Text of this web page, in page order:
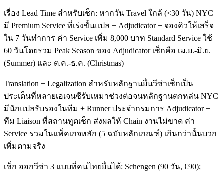
เรื่อง Lead Time สำหรับเช็ก: หากวัน Travel ใกล้ (<30 วัน) NYC
มี Premium Service ที่เร่งขั้นแปล + Adjudicator + จองคิวให้เสร็จ
ใน 7 วันทำการ ค่า Service เพิ่ม 8,000 บาท Standard Service ใช้
60 วันโดยรวม Peak Season ของ Adjudicator เช็กคือ เม.ย.-มิ.ย.
(Summer) และ ต.ค.-ธ.ค. (Christmas)
Translation + Legalization สำหรับหลักฐานยื่นวีซ่าเช็กเป็น
ประเด็นที่หลายเอเจนซีรับเหมาช่วงต่อจนหลักฐานตกหล่น NYC
มีนักแปลรับรองในทีม + Runner ประจำกรมการ Adjudicator +
ทีม Liaison ที่สถานทูตเช็ก ส่งผลให้ Chain งานไม่ขาด ค่า
Service รวมในแพ็คเกจหลัก (5 ฉบับหลักเกณฑ์) เกินกว่านั้นบวก
เพิ่มตามจริง
เช็ก ออกวีซ่า 3 แบบที่คนไทยยื่นได้: Schengen (90 วัน, €90);